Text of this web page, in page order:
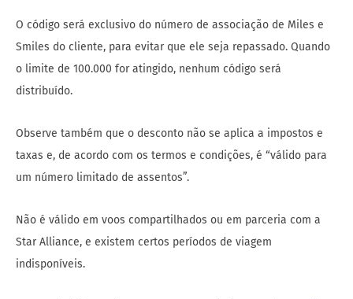
O código será exclusivo do número de associação de Miles e
Smiles do cliente, para evitar que ele seja repassado. Quando
o limite de 100.000 for atingido, nenhum código será
distribuído.
Observe também que o desconto não se aplica a impostos e
taxas e, de acordo com os termos e condições, é “válido para
um número limitado de assentos”.
Não é válido em voos compartilhados ou em parceria com a
Star Alliance, e existem certos períodos de viagem
indisponíveis.